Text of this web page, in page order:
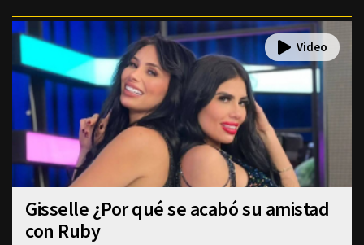
Gisselle ¿Por qué se acabó su amistad
con Ruby